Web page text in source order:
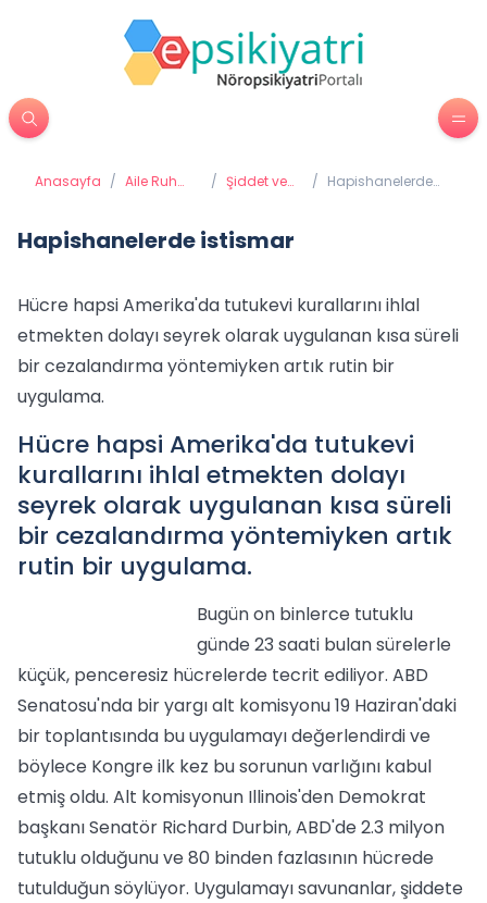
Anasayfa / Aile Ruh
/ Şiddet ve
/ Hapishanelerde
Hapishanelerde istismar
Hücre hapsi Amerika'da tutukevi kurallarını ihlal
etmekten dolayı seyrek olarak uygulanan kısa süreli
bir cezalandırma yöntemiyken artık rutin bir
uygulama.
Hücre hapsi Amerika'da tutukevi
kurallarını ihlal etmekten dolayı
seyrek olarak uygulanan kısa süreli
bir cezalandırma yöntemiyken artık
rutin bir uygulama.
Bugün on binlerce tutuklu
günde 23 saati bulan sürelerle
küçük, penceresiz hücrelerde tecrit ediliyor. ABD
Senatosu'nda bir yargı alt komisyonu 19 Haziran'daki
bir toplantısında bu uygulamayı değerlendirdi ve
böylece Kongre ilk kez bu sorunun varlığını kabul
etmiş oldu. Alt komisyonun Illinois'den Demokrat
başkanı Senatör Richard Durbin, ABD'de 2.3 milyon
tutuklu olduğunu ve 80 binden fazlasının hücrede
tutulduğun söylüyor. Uygulamayı savunanlar, şiddete